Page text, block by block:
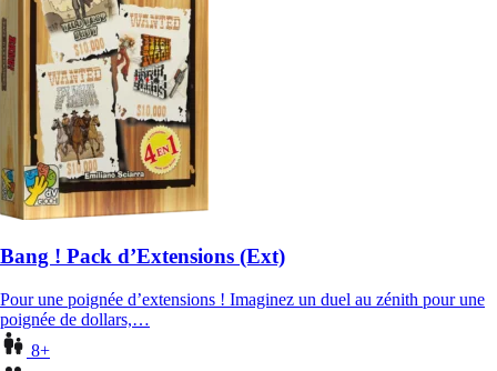
Bang ! Pack d’Extensions (Ext)
Pour une poignée d’extensions ! Imaginez un duel au zénith pour une
poignée de dollars,…
8+